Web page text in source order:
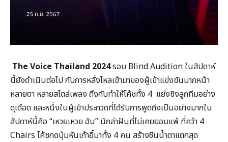
The Voice Thailand 2024รอบ Blind Audition ในสัปดาห์
นี้ยังดำเนินต่อไป กับการหลั่งไหลเข้ามาของผู้เข้าแข่งขันมากหน้า
หลายตา หลายสไตล์เพลง ถึงกับทำให้โค้ชทั้ง 4 แย่งชิงลูกทีมอย่าง
ดุเดือด และหนึ่งในผู้เข้าประกวดที่ได้รับการพูดถึงเป็นอย่างมากใน
สัปดาห์นี้คือ “เหวยเหวย ฮัน” นักล่าฝันที่ไม่เคยยอมแพ้ ที่คว้า 4
Chairs โค้ชกดปุ่มหันเก้าอี้มาทั้ง 4 คน สร้างซีนน้ำตาแตกสุด